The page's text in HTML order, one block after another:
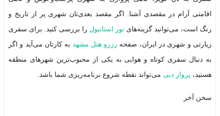
اقامتی آرام در مقصدی آشنا. اگر مقصد بعدی‌تان شهری پر از تاریخ و
رنگ است، می‌توانید گزینه‌های تور استانبول را بررسی کنید. برای سفری
زیارتی و شهری در ایران، صفحه رزرو هتل مشهد به کارتان می‌آید و اگر
به دنبال سفری کوتاه و هوایی به یکی از محبوب‌ترین شهرهای منطقه
هستید، پرواز دبی می‌تواند نقطه شروع برنامه‌ریزی شما باشد.
سخن آخر